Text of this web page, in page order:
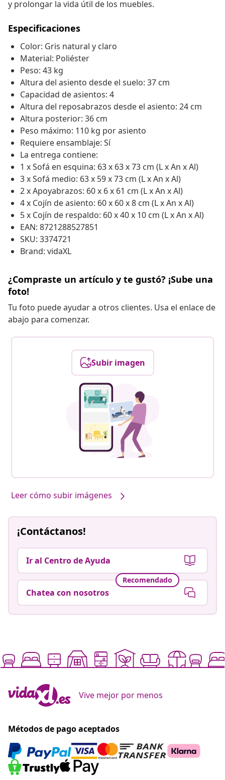
y prolongar la vida útil de los muebles.
Especificaciones
Color: Gris natural y claro
Material: Poliéster
Peso: 43 kg
Altura del asiento desde el suelo: 37 cm
Capacidad de asientos: 4
Altura del reposabrazos desde el asiento: 24 cm
Altura posterior: 36 cm
Peso máximo: 110 kg por asiento
Requiere ensamblaje: Sí
La entrega contiene:
1 x Sofá en esquina: 63 x 63 x 73 cm (L x An x Al)
3 x Sofá medio: 63 x 59 x 73 cm (L x An x Al)
2 x Apoyabrazos: 60 x 6 x 61 cm (L x An x Al)
4 x Cojín de asiento: 60 x 60 x 8 cm (L x An x Al)
5 x Cojín de respaldo: 60 x 40 x 10 cm (L x An x Al)
EAN: 8721288527851
SKU: 3374721
Brand: vidaXL
¿Compraste un artículo y te gustó? ¡Sube una
foto!
Tu foto puede ayudar a otros clientes. Usa el enlace de
abajo para comenzar.
Subir imagen
Leer cómo subir imágenes
¡Contáctanos!
Ir al Centro de Ayuda
Recomendado
Chatea con nosotros
Vive mejor por menos
Métodos de pago aceptados